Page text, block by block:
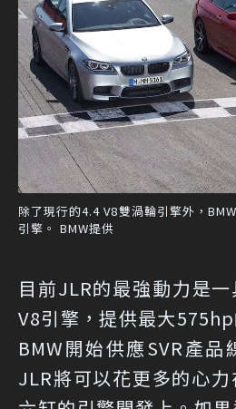
除了現行的4.4 V8雙渦輪引擎外，
引擎。 BMW提供
目前JLR的最強動力是
V8引擎，提供最大
BMW開始供應SVR產
JLR將可以花更多的心